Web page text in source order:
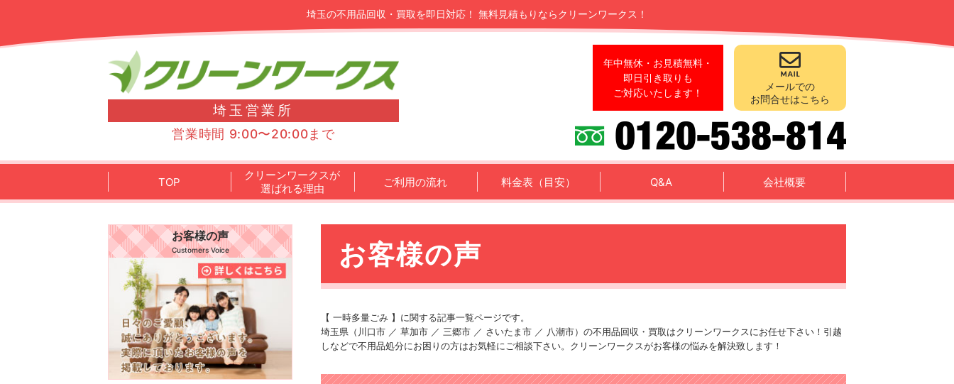
埼玉の不用品回収・買取を即日対応！ 無料見積もりならクリーンワークス！
埼玉営業所
営業時間 9:00〜20:00まで
年中無休・お見積無料・
即日引き取りも
ご対応いたします！
メールでの
お問合せはこちら
TOP
クリーンワークスが
選ばれる理由
ご利用の流れ 料金表（目安） Q&A 会社概要
お客様の声
【 一時多量ごみ 】に関する記事一覧ページです。
埼玉県（川口市 ／ 草加市 ／ 三郷市 ／ さいたま市 ／ 八潮市）の不用品回収・買取はクリーンワークスにお任せ下さい！引越
しなどで不用品処分にお困りの方はお気軽にご相談下さい。クリーンワークスがお客様の悩みを解決致します！
お客様の声
Customers Voice